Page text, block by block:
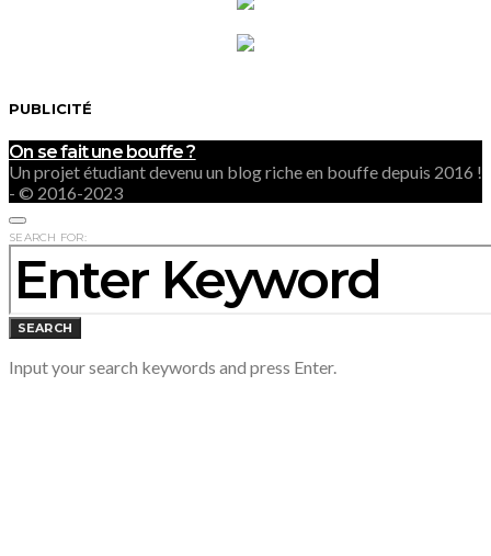
PUBLICITÉ
On se fait une bouffe ?
Un projet étudiant devenu un blog riche en bouffe depuis 2016 !
- © 2016-2023
SEARCH FOR:
SEARCH
Input your search keywords and press Enter.